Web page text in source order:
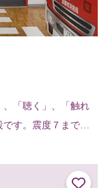
、「聴く」、「触れ
す。震度７までの